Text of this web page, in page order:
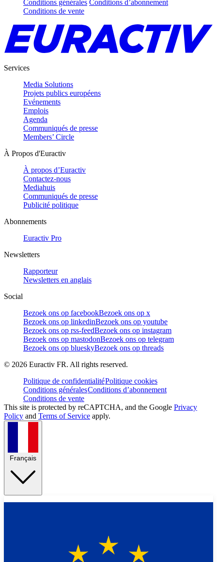
Conditions générales Conditions d’abonnement
Conditions de vente
Services
Media Solutions
Projets publics européens
Evénements
Emplois
Agenda
Communiqués de presse
Members’ Circle
À Propos d'Euractiv
À propos d’Euractiv
Contactez-nous
Mediahuis
Communiqués de presse
Publicité politique
Abonnements
Euractiv Pro
Newsletters
Rapporteur
Newsletters en anglais
Social
Bezoek ons op facebookBezoek ons op x
Bezoek ons op linkedinBezoek ons op youtube
Bezoek ons op rss-feedBezoek ons op instagram
Bezoek ons op mastodonBezoek ons op telegram
Bezoek ons op blueskyBezoek ons op threads
© 2026 Euractiv FR. All rights reserved.
Politique de confidentialitéPolitique cookies
Conditions généralesConditions d’abonnement
Conditions de vente
This site is protected by reCAPTCHA, and the Google Privacy
Policy and Terms of Service apply.
Français